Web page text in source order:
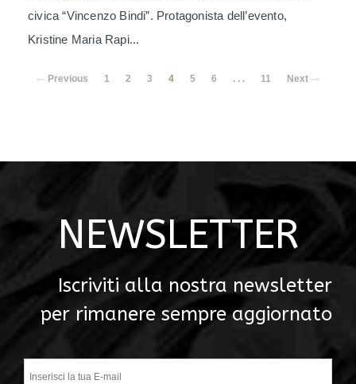
civica “Vincenzo Bindi”. Protagonista dell’evento,
Kristine Maria Rapi...
Previous 1 2 3 4 5 6 . . . 11 Next
NEWSLETTER
Iscriviti alla nostra newsletter
per rimanere sempre aggiornato